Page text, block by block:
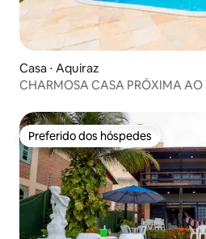
Casa ⋅ Aquiraz
CHARMOSA CASA PRÓXIMA AO
Preferido dos hóspedes
Preferido dos hóspedes